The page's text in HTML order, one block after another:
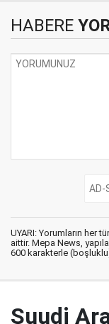
HABERE
UYARI: Yorumların her
aittir. Mepa News,
600 karakterle (boşluklu)
Suudi